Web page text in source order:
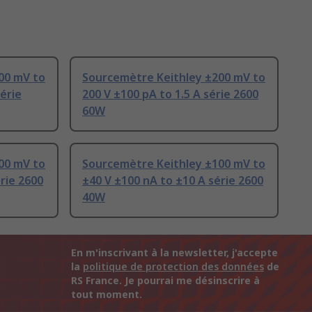
mV to
Sourcemètre Keithley ±200 mV to
200 V ±100 pA to 1.5 A série 2600
60W
mV to
2600
Sourcemètre Keithley ±100 mV to
±40 V ±100 nA to ±10 A série 2600
40W
En m'inscrivant à la newsletter, j'accepte
la politique de protection des données de
RS France. Je pourrai me désinscrire à
tout moment.